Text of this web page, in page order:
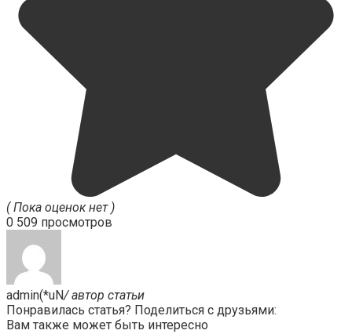
( Пока оценок нет )
0 509 просмотров
admin(*uN/ автор статьи
Понравилась статья? Поделиться с друзьями:
Вам также может быть интересно